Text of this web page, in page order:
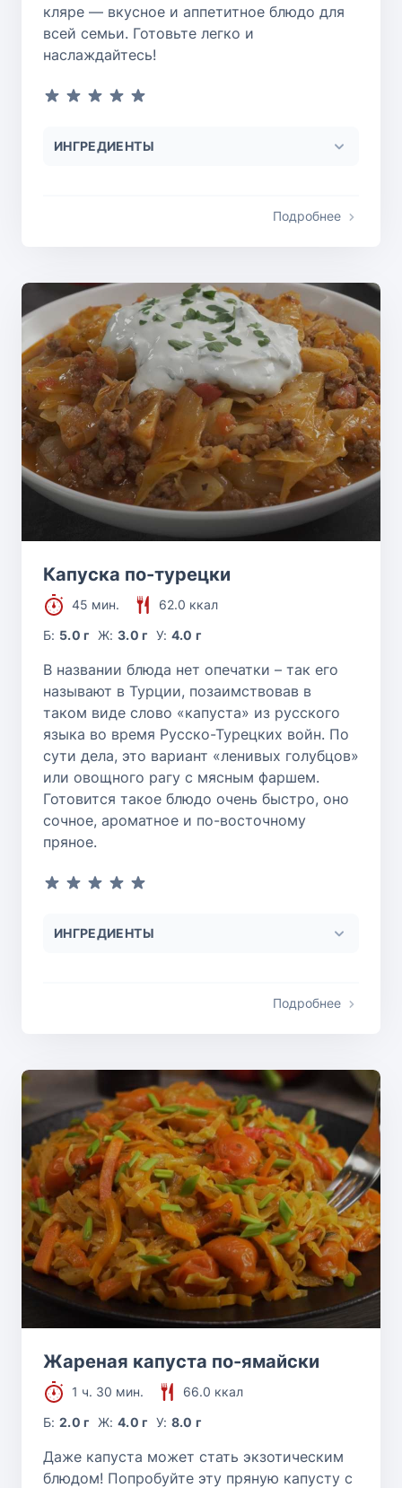
кляре — вкусное и аппетитное блюдо для
всей семьи. Готовьте легко и
наслаждайтесь!
ИНГРЕДИЕНТЫ
Подробнее
Капуска по-турецки
45 мин.
62.0 ккал
Б: 5.0 г Ж: 3.0 г У: 4.0 г
В названии блюда нет опечатки – так его
называют в Турции, позаимствовав в
таком виде слово «капуста» из русского
языка во время Русско-Турецких войн. По
сути дела, это вариант «ленивых голубцов»
или овощного рагу с мясным фаршем.
Готовится такое блюдо очень быстро, оно
сочное, ароматное и по-восточному
пряное.
ИНГРЕДИЕНТЫ
Подробнее
Жареная капуста по-ямайски
1 ч. 30 мин.
66.0 ккал
Б:2.0 г Ж: 4.0 г У: 8.0 г
Даже капуста может стать экзотическим
блюдом! Попробуйте эту пряную капусту с